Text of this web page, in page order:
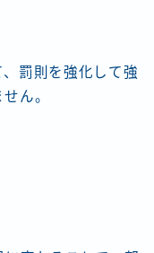
罰則を強化して強
ん。